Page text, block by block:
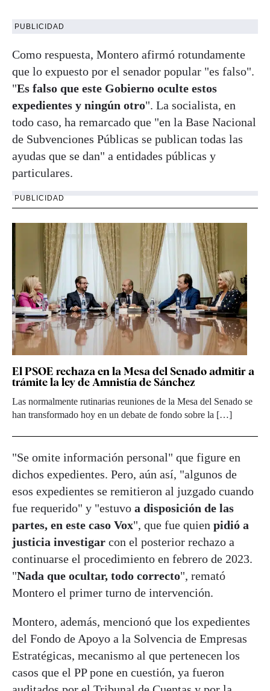
PUBLICIDAD
Como respuesta, Montero afirmó rotundamente
que lo expuesto por el senador popular "es falso".
"Es falso que este Gobierno oculte estos
expedientes y ningún otro". La socialista, en
todo caso, ha remarcado que "en la Base Nacional
de Subvenciones Públicas se publican todas las
ayudas que se dan" a entidades públicas y
particulares.
PUBLICIDAD
El PSOE rechaza en la Mesa del Senado admitir a
trámite la ley de Amnistía de Sánchez
Las normalmente rutinarias reuniones de la Mesa del Senado se
han transformado hoy en un debate de fondo sobre la […]
"Se omite información personal" que figure en
dichos expedientes. Pero, aún así, "algunos de
esos expedientes se remitieron al juzgado cuando
fue requerido" y "estuvo a disposición de las
partes, en este caso Vox", que fue quien pidió a
justicia investigar con el posterior rechazo a
continuarse el procedimiento en febrero de 2023.
"Nada que ocultar, todo correcto", remató
Montero el primer turno de intervención.
Montero, además, mencionó que los expedientes
del Fondo de Apoyo a la Solvencia de Empresas
Estratégicas, mecanismo al que pertenecen los
casos que el PP pone en cuestión, ya fueron